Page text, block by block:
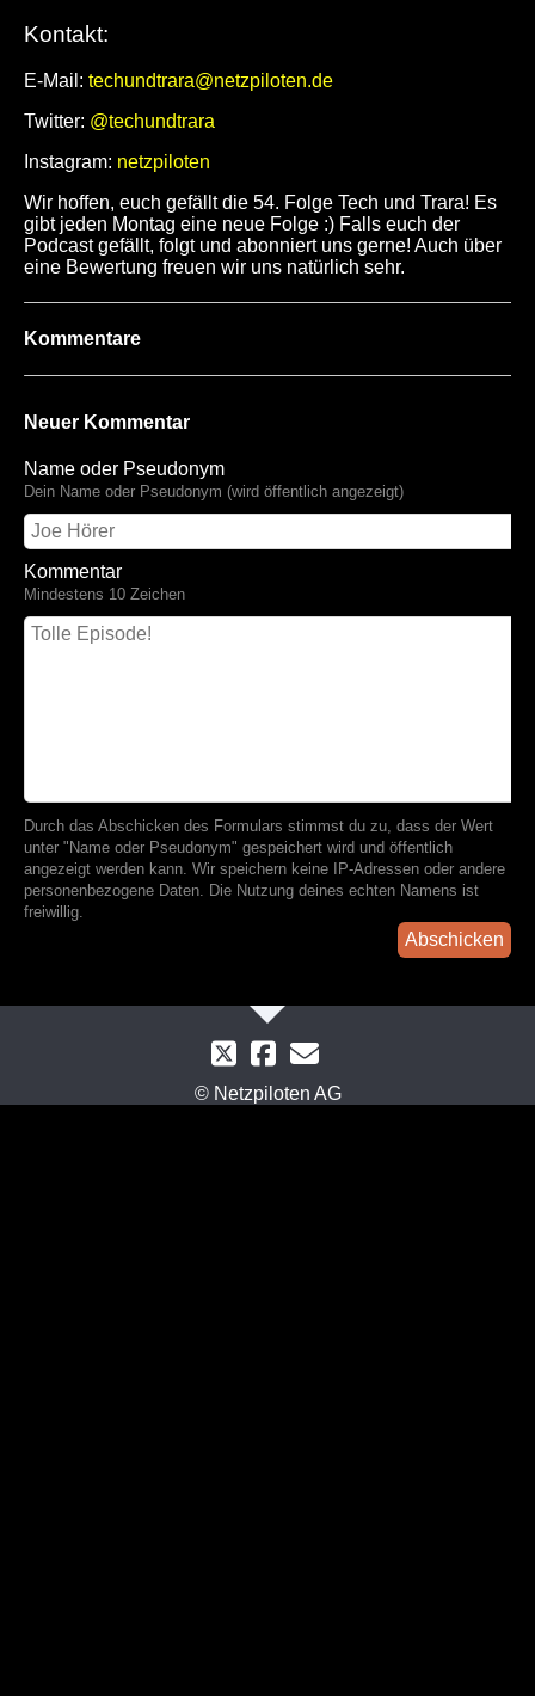
Kontakt:
E-Mail: techundtrara@netzpiloten.de
Twitter: @techundtrara
Instagram: netzpiloten
Wir hoffen, euch gefällt die 54. Folge Tech und Trara! Es
gibt jeden Montag eine neue Folge :) Falls euch der
Podcast gefällt, folgt und abonniert uns gerne! Auch über
eine Bewertung freuen wir uns natürlich sehr.
Kommentare
Neuer Kommentar
Name oder Pseudonym
Dein Name oder Pseudonym (wird öffentlich angezeigt)
Kommentar
Mindestens 10 Zeichen
Durch das Abschicken des Formulars stimmst du zu, dass der Wert
unter "Name oder Pseudonym" gespeichert wird und öffentlich
angezeigt werden kann. Wir speichern keine IP-Adressen oder andere
personenbezogene Daten. Die Nutzung deines echten Namens ist
freiwillig.
Abschicken
© Netzpiloten AG